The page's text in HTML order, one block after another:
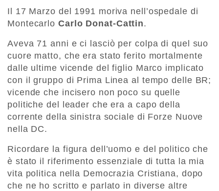
Il 17 Marzo del 1991 moriva nell’ospedale di
Montecarlo Carlo Donat-Cattin.
Aveva 71 anni e ci lasciò per colpa di quel suo
cuore matto, che era stato ferito mortalmente
dalle ultime vicende del figlio Marco implicato
con il gruppo di Prima Linea al tempo delle BR;
vicende che incisero non poco su quelle
politiche del leader che era a capo della
corrente della sinistra sociale di Forze Nuove
nella DC.
Ricordare la figura dell’uomo e del politico che
è stato il riferimento essenziale di tutta la mia
vita politica nella Democrazia Cristiana, dopo
che ne ho scritto e parlato in diverse altre